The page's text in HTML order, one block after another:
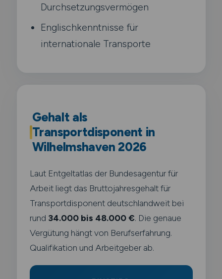
Durchsetzungsvermögen
Englischkenntnisse für
internationale Transporte
Gehalt als
Transportdisponent in
Wilhelmshaven 2026
Laut Entgeltatlas der Bundesagentur für
Arbeit liegt das Bruttojahresgehalt für
Transportdisponent deutschlandweit bei
rund 34.000 bis 48.000 €. Die genaue
Vergütung hängt von Berufserfahrung.
Qualifikation und Arbeitgeber ab.